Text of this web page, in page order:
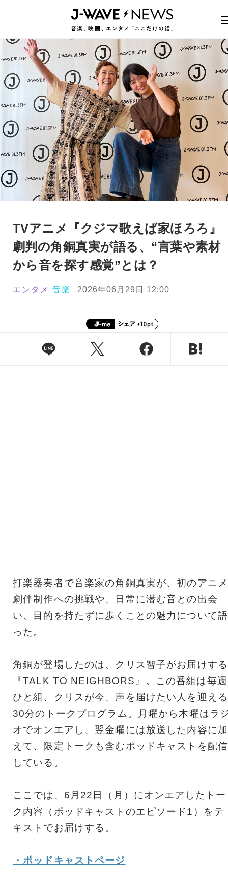
TVアニメ『クジマ歌えば家ほろろ』
劇判の角銅真実が語る、“言葉や素材
から音を探す感覚”とは？
エンタメ 音楽 2026年06月29日 12:00
打楽器奏者で音楽家の角銅真実が、初のアニメ
劇伴制作への挑戦や、日常に潜む音との出会
い、目的を持たずに歩くことの魅力について語
った。
角銅が登場したのは、クリス智子がお届けする
『TALK TO NEIGHBORS』。この番組は毎週
ひと組、クリスが今、声を届けたい人を迎える
30分のトークプログラム。月曜から木曜はラ
オでオンエアし、翌金曜には放送した内容に加
えて、限定トークも含むポッドキャストを配信
している。
ここでは、6月22日（月）にオンエアしたトー
ク内容（ポッドキャストのエピソード1）をテ
キストでお届けする。
・ポッドキャストページ